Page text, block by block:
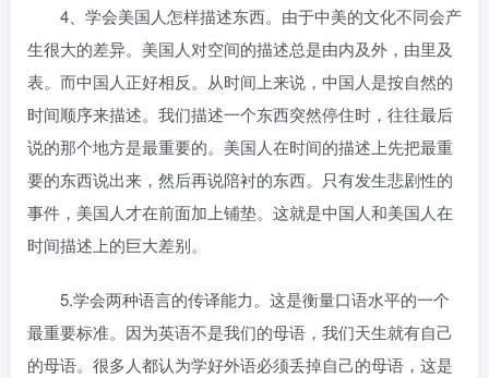
4、学会美国人怎样描述东西。由于中美的文化不同会产
生很大的差异。美国人对空间的描述总是由内及外，由里及
表。而中国人正好相反。从时间上来说，中国人是按自然的
时间顺序来描述。我们描述一个东西突然停住时，往往最后
说的那个地方是最重要的。美国人在时间的描述上先把最重
要的东西说出来，然后再说陪衬的东西。只有发生悲剧性的
事件，美国人才在前面加上铺垫。这就是中国人和美国人在
时间描述上的巨大差别。
5.学会两种语言的传译能力。这是衡量口语水平的一个
最重要标准。因为英语不是我们的母语，我们天生就有自己
的母语。很多人都认为学好外语必须丢掉自己的母语，这是